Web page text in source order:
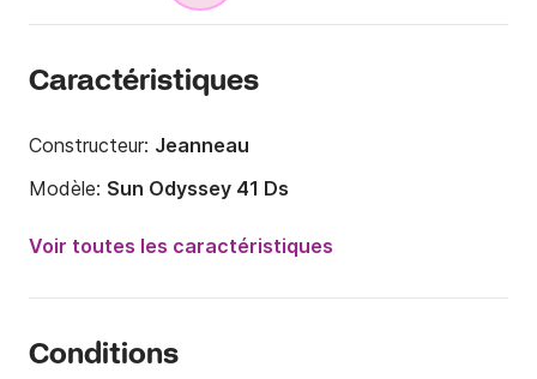
Caractéristiques
Constructeur: Jeanneau
Modèle: Sun Odyssey 41 Ds
Année:
1989 (Rénové en 2015)
Nombre de couchages:
Voir toutes les caractéristiques
Conditions